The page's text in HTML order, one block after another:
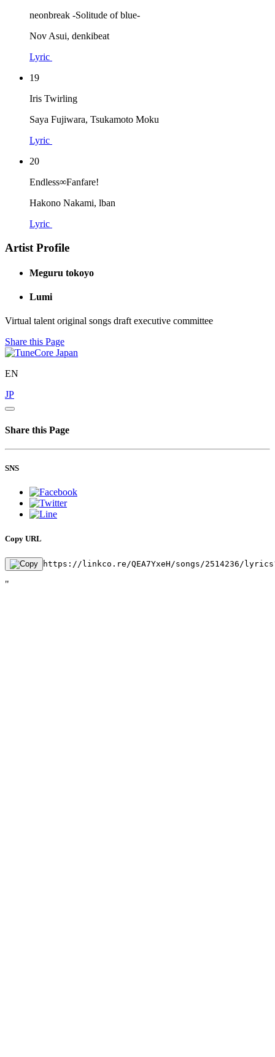
neonbreak -Solitude of blue-
Nov Asui, denkibeat
Lyric
19
Iris Twirling
Saya Fujiwara, Tsukamoto Moku
Lyric
20
Endless∞Fanfare!
Hakono Nakami, lban
Lyric
Artist Profile
Meguru tokoyo
Lumi
Virtual talent original songs draft executive committee
Share this Page
EN
JP
Share this Page
SNS
Copy URL
https://linkco.re/QEA7YxeH/songs/2514236/
"